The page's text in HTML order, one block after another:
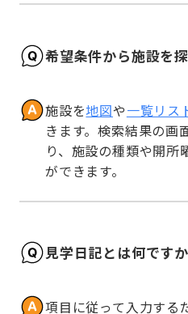
希望条件から施設を
施設を地図や一覧リス
きます。検索結果の画
り、施設の種類や開所
ができます。
見学日記とは何です
項目に従って入力する